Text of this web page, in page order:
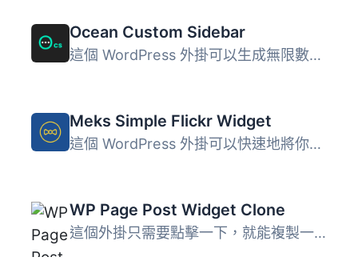
Ocean Custom Sidebar
這個 WordPress 外掛可以生成無限數量的側邊欄，您可以把它們...
Meks Simple Flickr Widget
這個 WordPress 外掛可以快速地將你的 Flickr 照片顯示於 Wid...
WP Page Post Widget Clone
這個外掛只需要點擊一下，就能複製一篇文章或頁面。現在您無...